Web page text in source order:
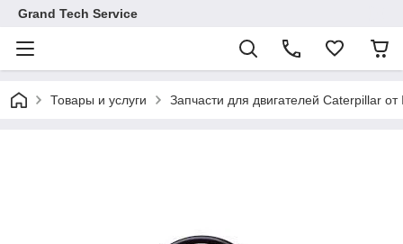
Grand Tech Service
Товары и услуги Запчасти для двигателей Caterpillar от